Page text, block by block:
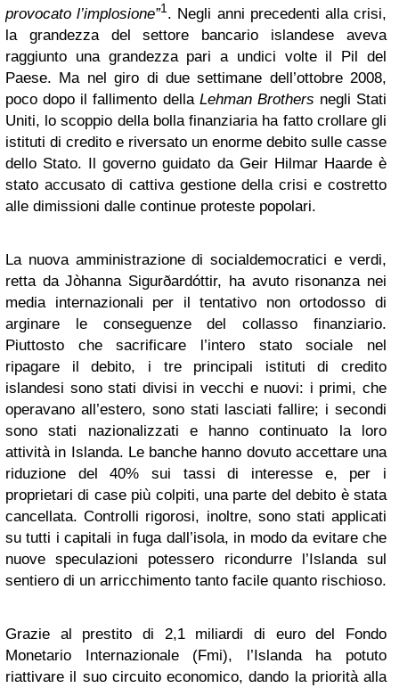
provocato l’implosione”1 . Negli anni precedenti alla crisi,
la grandezza del settore bancario islandese aveva
raggiunto una grandezza pari a undici volte il Pil del
Paese. Ma nel giro di due settimane dell’ottobre 2008,
poco dopo il fallimento della Lehman Brothers negli Stati
Uniti, lo scoppio della bolla finanziaria ha fatto crollare gli
istituti di credito e riversato un enorme debito sulle casse
dello Stato. Il governo guidato da Geir Hilmar Haarde è
stato accusato di cattiva gestione della crisi e costretto
alle dimissioni dalle continue proteste popolari.
La nuova amministrazione di socialdemocratici e verdi,
retta da Jòhanna Sigurðardóttir, ha avuto risonanza nei
media internazionali per il tentativo non ortodosso di
arginare le conseguenze del collasso finanziario.
Piuttosto che sacrificare l’intero stato sociale nel
ripagare il debito, i tre principali istituti di credito
islandesi sono stati divisi in vecchi e nuovi: i primi, che
operavano all’estero, sono stati lasciati fallire; i secondi
sono stati nazionalizzati e hanno continuato la loro
attività in Islanda. Le banche hanno dovuto accettare una
riduzione del 40% sui tassi di interesse e, per i
proprietari di case più colpiti, una parte del debito è stata
cancellata. Controlli rigorosi, inoltre, sono stati applicati
su tutti i capitali in fuga dall’isola, in modo da evitare che
nuove speculazioni potessero ricondurre l’Islanda sul
sentiero di un arricchimento tanto facile quanto rischioso.
Grazie al prestito di 2,1 miliardi di euro del Fondo
Monetario Internazionale (Fmi), l’Islanda ha potuto
riattivare il suo circuito economico, dando la priorità alla